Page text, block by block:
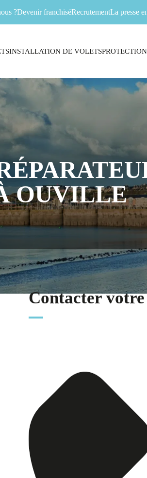
?Devenir franchiséRecrutementLa presse
INSTALLATION DE VOLETS
OUVILLE
Contacter